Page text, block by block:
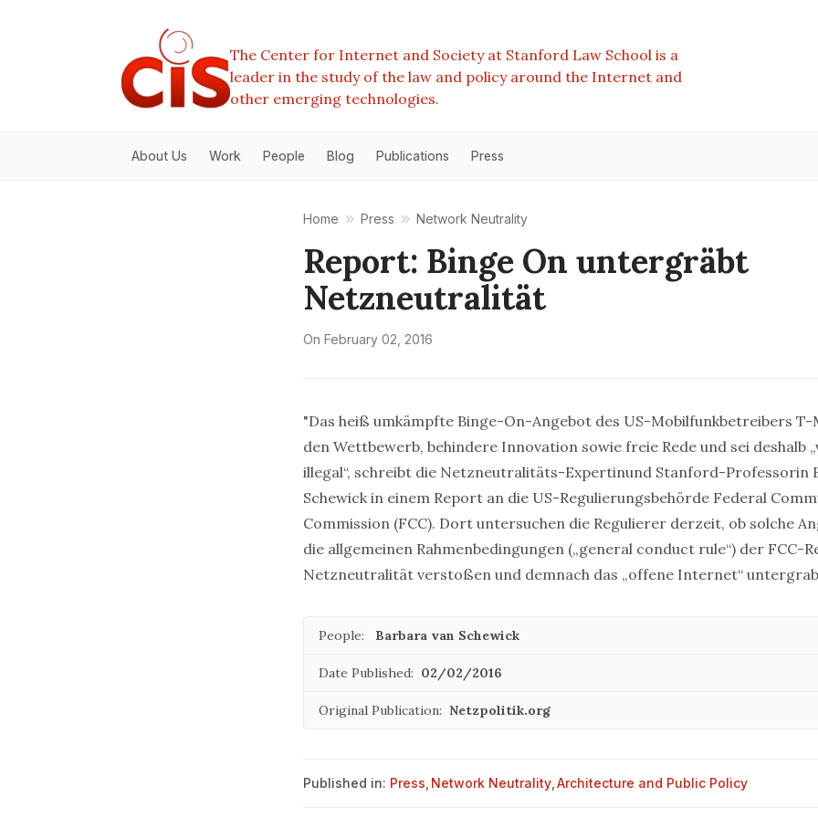
The Center for Internet and Society at Stanford Law School is a
leader in the study of the law and policy around the Internet and
other emerging technologies.
About Us Work People Blog Publications Press
Home Press Network Neutrality
Report: Binge On untergräbt
Netzneutralität
On February 02, 2016
"Das heiß umkämpfte Binge-On-Angebot des US-Mobilfunkbetreibers
den Wettbewerb, behindere Innovation sowie freie Rede und sei deshalb
illegal“, schreibt die Netzneutralitäts-Expertinund Stanford-Professorin
Schewick in einem Report an die US-Regulierungsbehörde Federal
Commission (FCC). Dort untersuchen die Regulierer derzeit, ob solche
die allgemeinen Rahmenbedingungen („general conduct rule“) der FCC-
Netzneutralität verstoßen und demnach das „offene Internet“
People: Barbara van Schewick
Date Published: 02/02/2016
Original Publication: Netzpolitik.org
Published in: Press Network Neutrality Architecture and Public Policy